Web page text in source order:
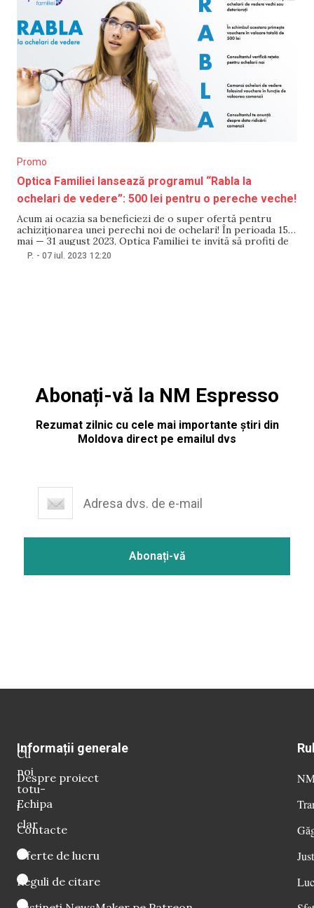
Promo
Optica Familiei lansează programul “Rabla la
ochelari de vedere”: 500 lei pentru o pereche veche!
Acum ai ocazia sa beneficiezi de o super ofertă pentru
achiziționarea unei perechi noi de ochelari! În perioada 15
mai — 31 august 2023, Optica Familiei te invită să profiți de
oferta de reînnoire a ochelarilor de vedere, nimită sugestiv
P. - 07 iul. 2023 12:20
Abonați-vă la NM Espresso
Rezumat zilnic cu cele mai importante știri din
Moldova direct pe emailul dvs
Cu
noi
totu-
i
clar
Informații generale
Despre proiect
Echipa
Contacte
Oferte de lucru
Reguli de citare